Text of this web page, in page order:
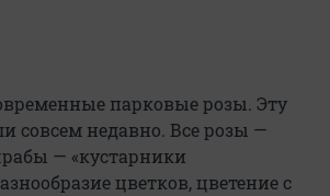
парковые розы. Эту
совсем недавно. Все розы —
— «кустарники
цветков, цветение с